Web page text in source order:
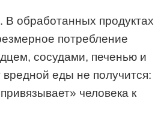
В обработанных продуктах
потребление
сосудами, печенью и
вредной еды не получится:
человека к